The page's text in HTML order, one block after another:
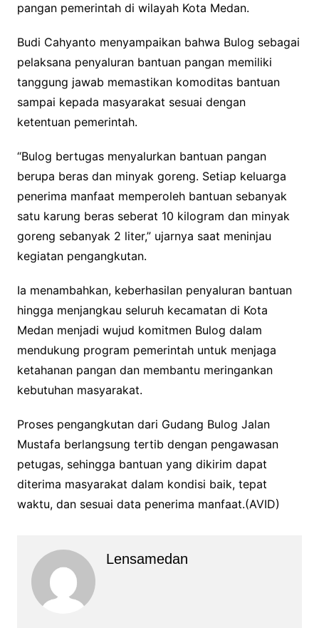
pangan pemerintah di wilayah Kota Medan.
Budi Cahyanto menyampaikan bahwa Bulog sebagai
pelaksana penyaluran bantuan pangan memiliki
tanggung jawab memastikan komoditas bantuan
sampai kepada masyarakat sesuai dengan
ketentuan pemerintah.
“Bulog bertugas menyalurkan bantuan pangan
berupa beras dan minyak goreng. Setiap keluarga
penerima manfaat memperoleh bantuan sebanyak
satu karung beras seberat 10 kilogram dan minyak
goreng sebanyak 2 liter,” ujarnya saat meninjau
kegiatan pengangkutan.
Ia menambahkan, keberhasilan penyaluran bantuan
hingga menjangkau seluruh kecamatan di Kota
Medan menjadi wujud komitmen Bulog dalam
mendukung program pemerintah untuk menjaga
ketahanan pangan dan membantu meringankan
kebutuhan masyarakat.
Proses pengangkutan dari Gudang Bulog Jalan
Mustafa berlangsung tertib dengan pengawasan
petugas, sehingga bantuan yang dikirim dapat
diterima masyarakat dalam kondisi baik, tepat
waktu, dan sesuai data penerima manfaat.(AVID)
Lensamedan